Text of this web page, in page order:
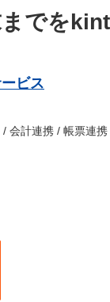
でを
ビス
会計連携 / 帳票連携